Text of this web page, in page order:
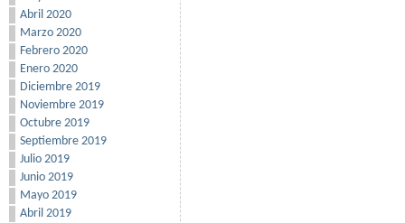
Abril 2020
Marzo 2020
Febrero 2020
Enero 2020
Diciembre 2019
Noviembre 2019
Octubre 2019
Septiembre 2019
Julio 2019
Junio 2019
Mayo 2019
Abril 2019